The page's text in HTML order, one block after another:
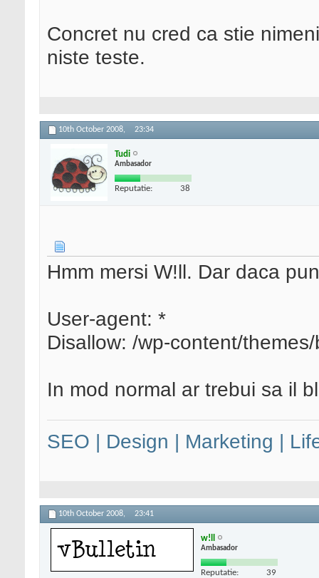
Concret nu cred ca stie
niste teste.
10th October 2008, 23:34
Tudi
Ambasador
Reputatie: 38
Hmm mersi W!ll. Dar daca
User-agent: *
Disallow: /wp-content/
In mod normal ar trebui sa il
SEO | Design | Marketing |
10th October 2008, 23:41
w!ll
Ambasador
Reputatie: 39